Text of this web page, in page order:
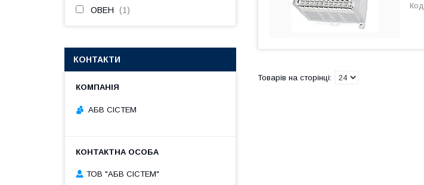
ОВЕН 1
КОНТАКТИ
АБВ СІСТЕМ
ТОВ "АБВ СІСТЕМ"